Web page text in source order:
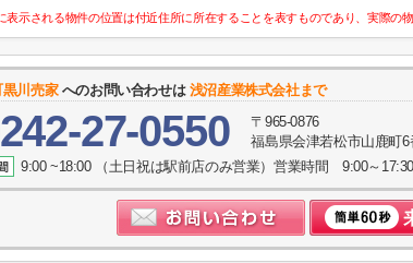
示される物件の位置は付近住所に所在することを表すものであり、実際の
川売家へのお問い合わせは 浅沼産業株式会社まで
27-0550
〒965-0876
福島県会津若松市山鹿町6
9:00 ~18:00 （土日祝は駅前店のみ営業）営業時間 9:00～